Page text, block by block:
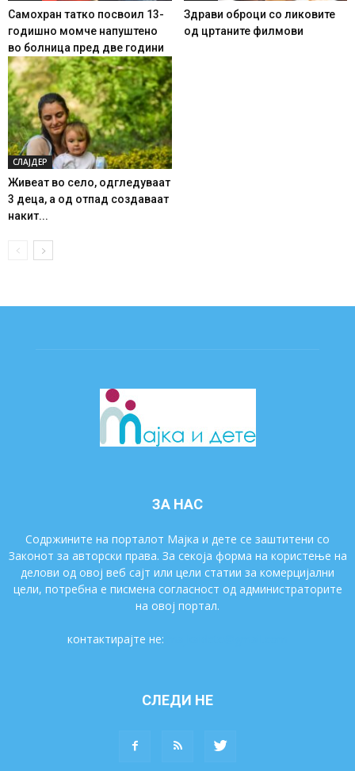
Самохран татко посвоил 13-
годишно момче напуштено
во болница пред две години
Здрави оброци со ликовите
од цртаните филмови
СЛАЈДЕР
Живеат во село, одгледуваат
3 деца, а од отпад создаваат
накит...
ЗА НАС
Содржините на порталот Мајка и дете се заштитени со
Законот за авторски права. За секоја форма на користење на
делови од овој веб сајт или цели статии за комерцијални
цели, потребна е писмена согласност од администраторите
на овој портал.
контактирајте не:
СЛЕДИ НЕ